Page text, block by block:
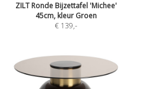
ZILT Ronde Bijzettafel 'Michee'
45cm, kleur Groen
€ 139,-